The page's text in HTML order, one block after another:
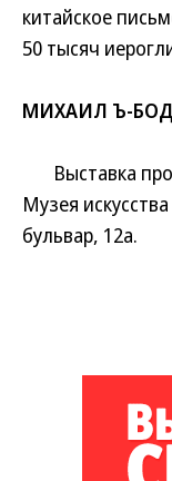
китайское
50 тысяч
МИХАИЛ Ъ-
Выставка
Музея
бульвар, 12а.